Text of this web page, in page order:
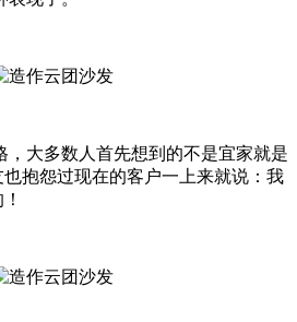
，大多数人首先想到的不是宜家就是
抱怨过现在的客户一上来就说：我